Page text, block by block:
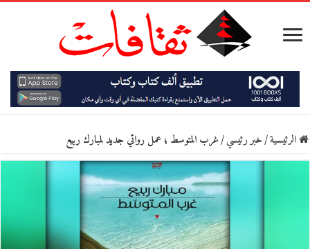
الرئيسية/خبر رئيسي/غرب المتوسط ؛ عمل روائي جديد لمبارك ربيع